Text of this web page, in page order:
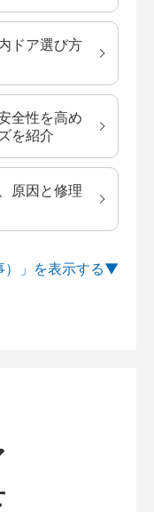
ドア選び方
全性を高め
を紹介
原因と修理
）」を